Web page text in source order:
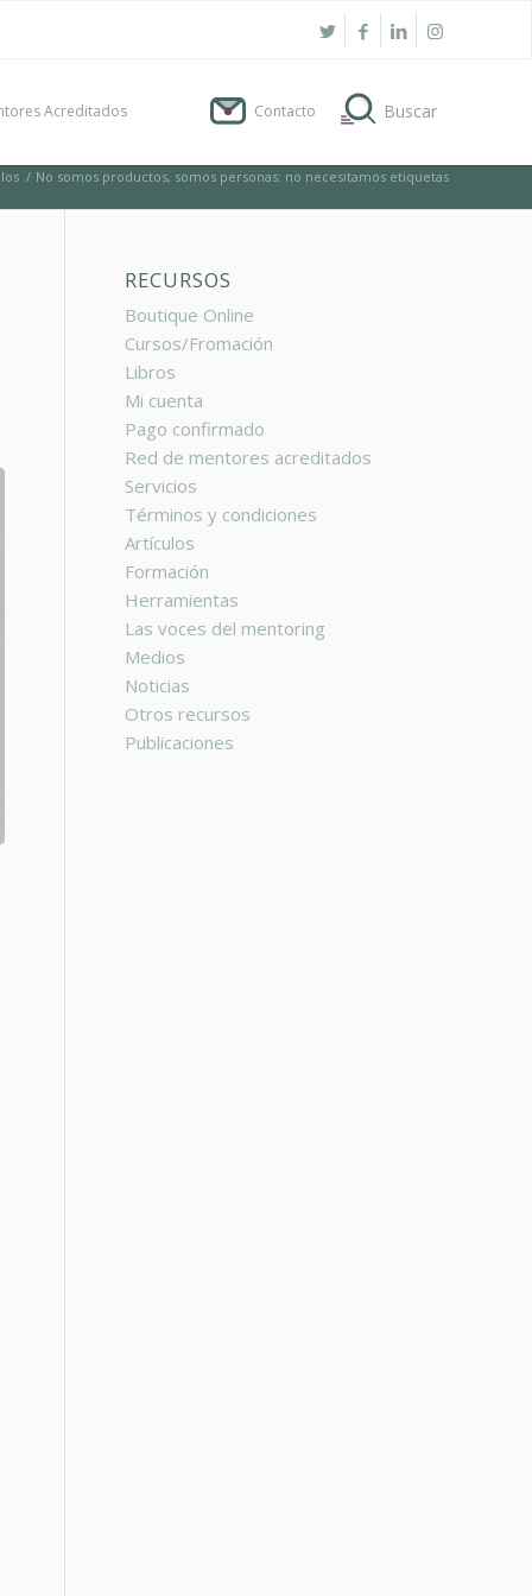
Acreditados Contacto
/ No somos productos, somos personas: no necesitamos etiquetas
RECURSOS
Boutique Online
Cursos/Fromación
Libros
Mi cuenta
Pago confirmado
Red de mentores acreditados
Servicios
Términos y condiciones
Artículos
Formación
Herramientas
Las voces del mentoring
Medios
Noticias
Otros recursos
Publicaciones